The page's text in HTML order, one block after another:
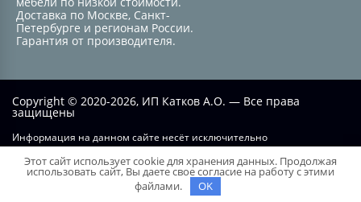
Доставка по Москве, Санкт-
Петербурге и регионам России.
Гарантия от производителя.
Copyright © 2020-2026, ИП Катков А.О. — Все права
защищены
Информация на данном сайте несёт исключительно
публичной офертой, определяемой положением статьи №437 ГК РФ.
Этот сайт использует cookie для хранения данных. Продолжая
использовать сайт, Вы даете свое согласие на работу с этими
файлами.
OK